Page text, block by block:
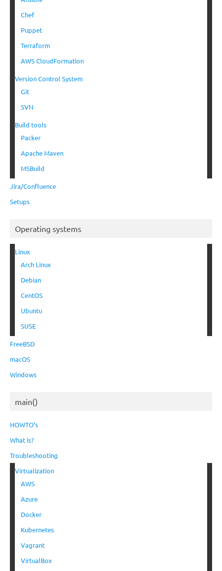
Chef
Puppet
Terraform
AWS CloudFormation
Version Control System
Git
SVN
Build tools
Packer
Apache Maven
MSBuild
Jira/Confluence
Setups
Operating systems
Linux
Arch Linux
Debian
CentOS
Ubuntu
SUSE
FreeBSD
macOS
Windows
main()
HOWTO’s
What is?
Troubleshooting
Virtualization
AWS
Azure
Docker
Kubernetes
Vagrant
VirtualBox